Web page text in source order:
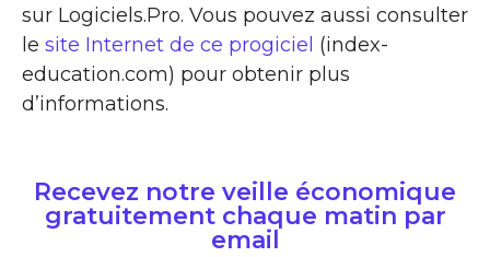
sur Logiciels.Pro. Vous pouvez aussi consulter
le site Internet de ce progiciel (index-
education.com) pour obtenir plus
d’informations.
Recevez notre veille économique
gratuitement chaque matin par
email